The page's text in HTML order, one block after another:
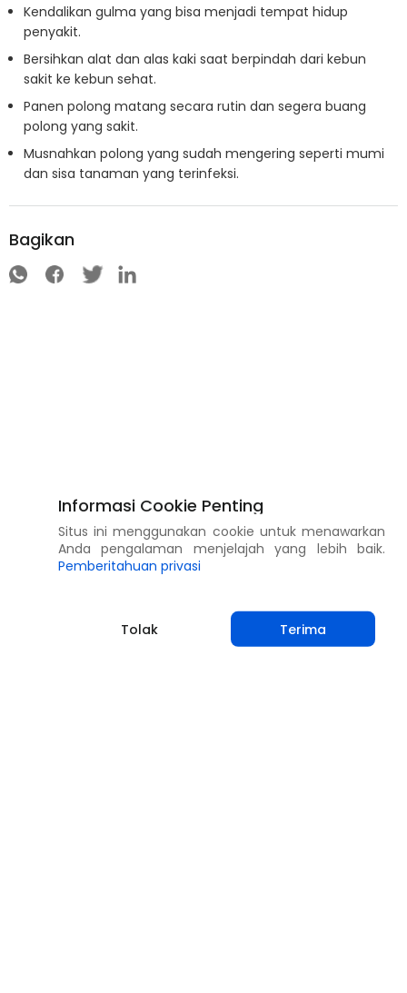
Kendalikan gulma yang bisa menjadi tempat hidup
penyakit.
Bersihkan alat dan alas kaki saat berpindah dari kebun
sakit ke kebun sehat.
Panen polong matang secara rutin dan segera buang
polong yang sakit.
Musnahkan polong yang sudah mengering seperti mumi
dan sisa tanaman yang terinfeksi.
Bagikan
Informasi Cookie Penting
Situs ini menggunakan cookie untuk menawarkan
Anda pengalaman menjelajah yang lebih baik.
Pemberitahuan privasi
Tolak Terima